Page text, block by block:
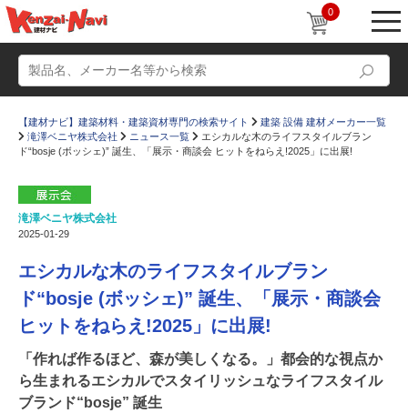
0
動画
かたなび コラム
すまいリング 設計士インタビュー
Q＆A 販売・施工代理店募集
お気に入り
【建材ナビ】建築材料・建築資材専門の検索サイト
建築 設備 建材メーカー一覧
滝澤ベニヤ株式会社
ニュース一覧
エシカルな木のライフスタイルブラン
ド“bosje (ボッシェ)” 誕生、「展示・商談会 ヒットをねらえ!2025」に出展!
滝澤ベニヤ株式会社
2025-01-29
エシカルな木のライフスタイルブラン
ド“bosje (ボッシェ)” 誕生、「展示・商談会
ヒットをねらえ!2025」に出展!
「作れば作るほど、森が美しくなる。」都会的な視点か
ら生まれるエシカルでスタイリッシュなライフスタイル
ブランド“bosje” 誕生